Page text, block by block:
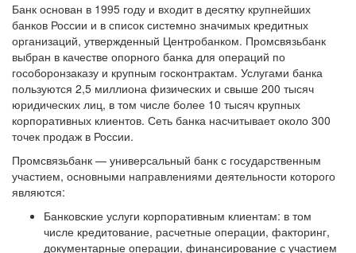
Банк основан в 1995 году и входит в десятку крупнейших
банков России и в список системно значимых кредитных
организаций, утвержденный Центробанком. Промсвязьбанк
выбран в качестве опорного банка для операций по
гособоронзаказу и крупным госконтрактам. Услугами банка
пользуются 2,5 миллиона физических и свыше 200 тысяч
юридических лиц, в том числе более 10 тысяч крупных
корпоративных клиентов. Сеть банка насчитывает около 300
точек продаж в России.
Промсвязьбанк — универсальный банк с государственным
участием, основными направлениями деятельности которого
являются:
Банковские услуги корпоративным клиентам: в том
числе кредитование, расчетные операции, факторинг,
документарные операции, финансирование с участием